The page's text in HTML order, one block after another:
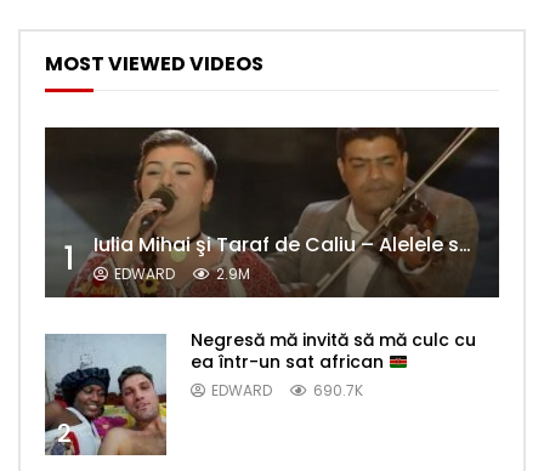
MOST VIEWED VIDEOS
1 Iulia Mihai şi Taraf de Caliu – Alelele sălcioară (@#VedetaPopulară)
EDWARD 2.9M
2
Negresă mă invită să mă culc cu
ea într-un sat african
EDWARD 690.7K